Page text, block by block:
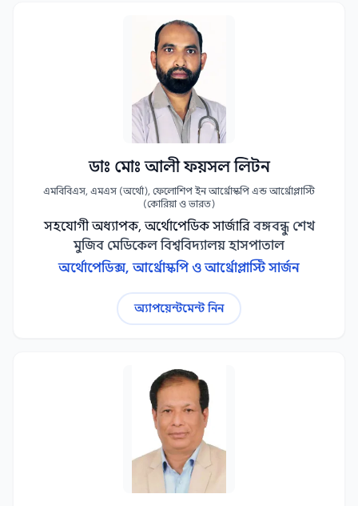
ডাঃ মোঃ আলী ফয়সল লিটন
এমবিবিএস, এমএস (অর্থো), ফেলোশিপ ইন আর্থ্রোস্কপি এন্ড আর্থ্রোপ্লাস্টি
(কোরিয়া ও ভারত)
সহযোগী অধ্যাপক, অর্থোপেডিক সার্জারি বঙ্গবন্ধু শেখ
মুজিব মেডিকেল বিশ্ববিদ্যালয় হাসপাতাল
অর্থোপেডিক্স, আর্থ্রোস্কপি ও আর্থ্রোপ্লাস্টি সার্জন
অ্যাপয়েন্টমেন্ট নিন